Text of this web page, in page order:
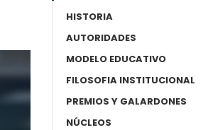
HISTORIA
AUTORIDADES
MODELO EDUCATIVO
FILOSOFIA INSTITUCIONAL
PREMIOS Y GALARDONES
NÚCLEOS